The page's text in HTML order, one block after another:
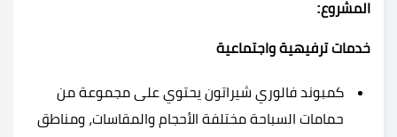
المشروع:
خدمات ترفيهية واجتماعية
كمبوند فالوري شيراتون يحتوي على مجموعة من
حمامات السباحة مختلفة الأحجام والمقاسات، ومناطق